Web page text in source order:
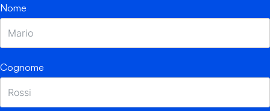
Nome
Cognome